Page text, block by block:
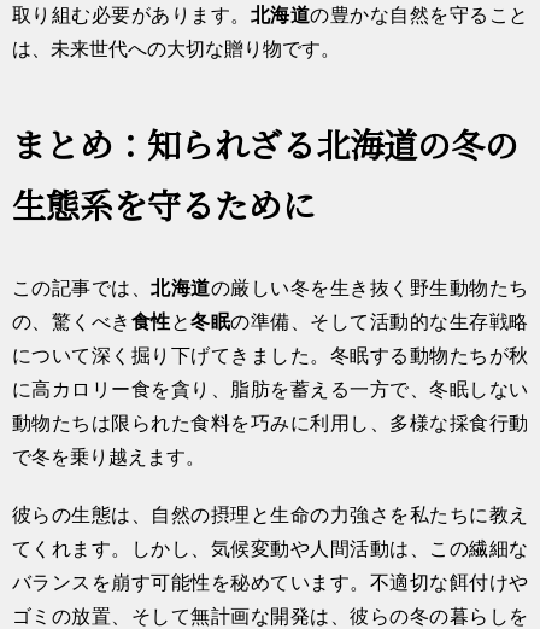
取り組む必要があります。 北海道の豊かな自然を守ること
は、未来世代への大切な贈り物です。
まとめ：知られざる北海道の冬の
生態系を守るために
この記事では、北海道の厳しい冬を生き抜く野生動物たち
の、驚くべき 食性と冬眠の準備、そして活動的な生存戦略
について深く掘り下げてきました。冬眠する動物たちが秋
に高カロリー食を貪り、脂肪を蓄える一方で、冬眠しない
動物たちは限られた食料を巧みに利用し、多様な採食行動
で冬を乗り越えます。
彼らの生態は、自然の摂理と生命の力強さを私たちに教え
てくれます。しかし、気候変動や人間活動は、この繊細な
バランスを崩す可能性を秘めています。不適切な餌付けや
ゴミの放置、そして無計画な開発は、彼らの冬の暮らしを